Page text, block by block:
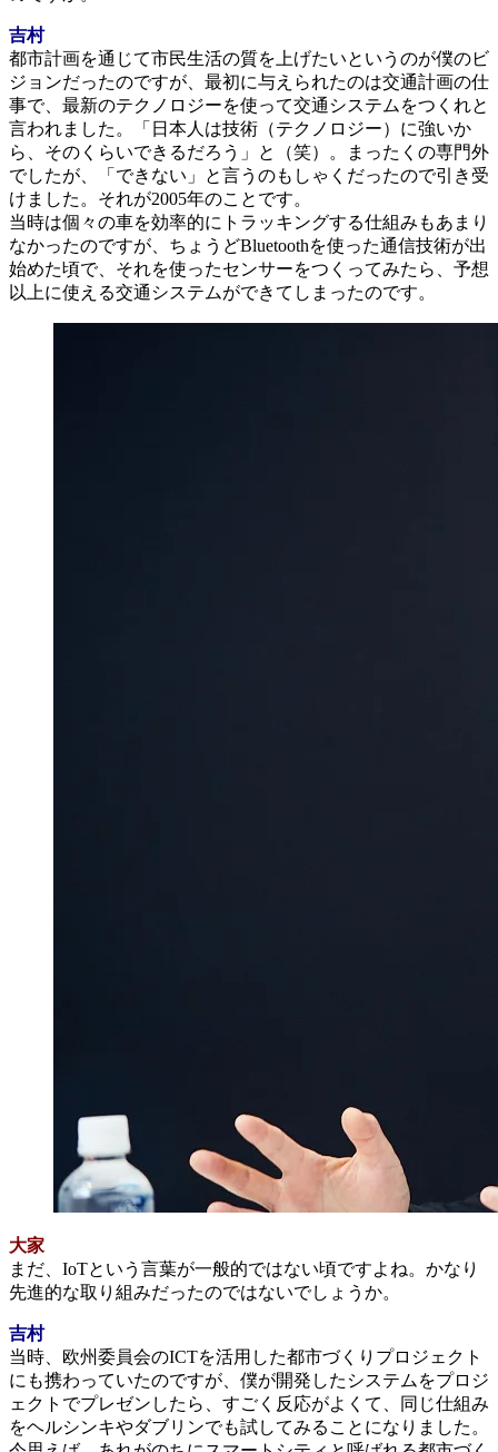
吉村
都市計画を通じて市民生活の質を上げたいというのが僕のビ
ジョンだったのですが、最初に与えられたのは交通計画の仕
事で、最新のテクノロジーを使って交通システムをつくれと
言われました。「日本人は技術（テクノロジー）に強いか
ら、そのくらいできるだろう」と（笑）。まったくの専門外
でしたが、「できない」と言うのもしゃくだったので引き受
けました。それが2005年のことです。
当時は個々の車を効率的にトラッキングする仕組みもあまり
なかったのですが、ちょうどBluetoothを使った通信技術が出
始めた頃で、それを使ったセンサーをつくってみたら、予想
以上に使える交通システムができてしまったのです。
大家
まだ、IoTという言葉が一般的ではない頃ですよね。かなり
先進的な取り組みだったのではないでしょうか。
吉村
当時、欧州委員会のICTを活用した都市づくりプロジェクト
にも携わっていたのですが、僕が開発したシステムをプロジ
ェクトでプレゼンしたら、すごく反応がよくて、同じ仕組み
をヘルシンキやダブリンでも試してみることになりました。